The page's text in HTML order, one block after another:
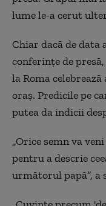
lume le-a cerut
Chiar dacă de data
conferinţe de
la Roma
oraş. Predicile pe
putea da indicii
„Orice semn va
pentru a descrie
următorul papă”, a